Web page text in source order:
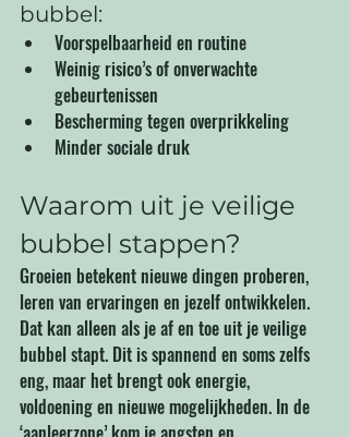
bubbel:
Voorspelbaarheid en routine
Weinig risico’s of onverwachte
gebeurtenissen
Bescherming tegen overprikkeling
Minder sociale druk
Waarom uit je veilige
bubbel stappen?
Groeien betekent nieuwe dingen proberen,
leren van ervaringen en jezelf ontwikkelen.
Dat kan alleen als je af en toe uit je veilige
bubbel stapt. Dit is spannend en soms zelfs
eng, maar het brengt ook energie,
voldoening en nieuwe mogelijkheden. In de